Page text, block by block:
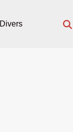
Divers